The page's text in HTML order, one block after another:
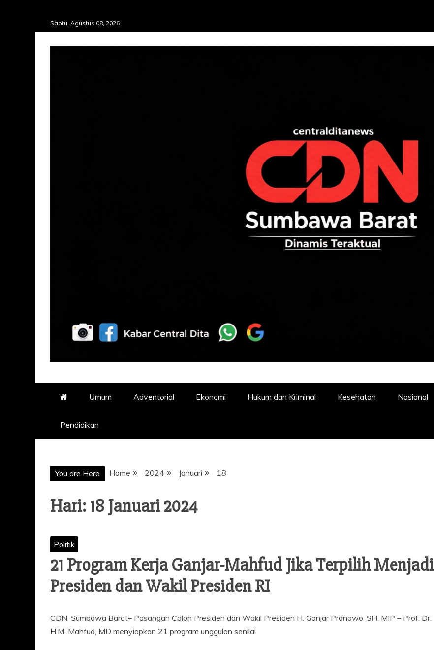
to
content
Sabtu, Agustus 08, 2026
Umum Adventorial Ekonomi Hukum dan Kriminal Kesehatan Nasional
Pendidikan
You are Here Home 2024 Januari 18
Hari: 18 Januari 2024
Politik
21 Program Kerja Ganjar-Mahfud Jika Terpilih Menjadi
Presiden dan Wakil Presiden RI
CDN, Sumbawa Barat– Pasangan Calon Presiden dan Wakil Presiden H. Ganjar Pranowo, SH, MIP – Prof. Dr.
H.M. Mahfud, MD menyiapkan 21 program unggulan senilai